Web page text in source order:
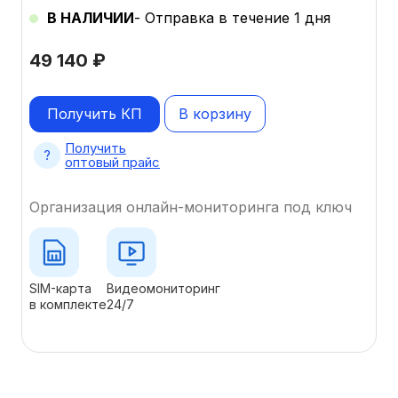
49 140 ₽
В НАЛИЧИИ- Отправка в течение 1 дня
В корзину
Получить КП
Получить
оптовый прайс
Организация онлайн-мониторинга под ключ
SIM-карта
в комплекте
Видеомониторинг
24/7